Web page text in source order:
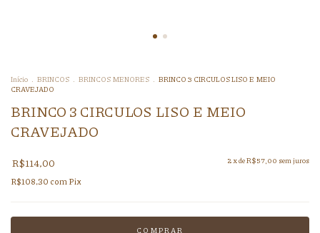
Início . BRINCOS . BRINCOS MENORES . BRINCO 3 CIRCULOS LISO E MEIO
CRAVEJADO
BRINCO 3 CIRCULOS LISO E MEIO
CRAVEJADO
R$114,00 2 x deR$57,00 sem juros
R$108,30 comPix